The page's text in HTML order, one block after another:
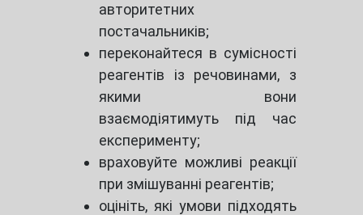
авторитетних
постачальників;
переконайтеся в сумісності
реагентів із речовинами, з
якими вони
взаємодіятимуть під час
експерименту;
враховуйте можливі реакції
при змішуванні реагентів;
оцініть, які умови підходять